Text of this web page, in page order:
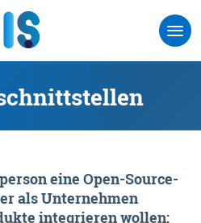
eine Open-Source-
als Unternehmen
integrieren wollen: